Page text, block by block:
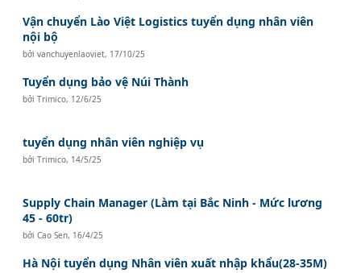
Vận chuyển Lào Việt Logistics tuyển dụng nhân viên
nội bộ
bởivanchuyenlaoviet, 17/10/25
Tuyển dụng bảo vệ Núi Thành
bởiTrimico, 12/6/25
tuyển dụng nhân viên nghiệp vụ
bởiTrimico, 14/5/25
Supply Chain Manager (Làm tại Bắc Ninh - Mức lương
45 - 60tr)
bởiCao Sen, 16/4/25
Hà Nội tuyển dụng Nhân viên xuất nhập khẩu(28-35M)